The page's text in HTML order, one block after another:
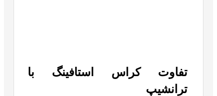
تفاوت کراس استافینگ با
ترانشیپ